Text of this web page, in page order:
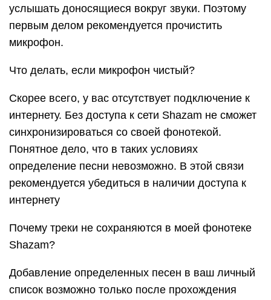
услышать доносящиеся вокруг звуки. Поэтому
первым делом рекомендуется прочистить
микрофон.
Что делать, если микрофон чистый?
Скорее всего, у вас отсутствует подключение к
интернету. Без доступа к сети Shazam не сможет
синхронизироваться со своей фонотекой.
Понятное дело, что в таких условиях
определение песни невозможно. В этой связи
рекомендуется убедиться в наличии доступа к
интернету
Почему треки не сохраняются в моей фонотеке
Shazam?
Добавление определенных песен в ваш личный
список возможно только после прохождения